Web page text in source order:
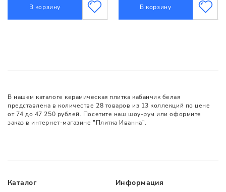
В корзину В корзину
В нашем каталоге керамическая плитка кабанчик белая
представлена в количестве 28 товаров из 13 коллекций по цене
от 74 до 47 250 рублей. Посетите наш шоу-рум или оформите
заказ в интернет-магазине "Плитка Иванна".
Каталог
Информация